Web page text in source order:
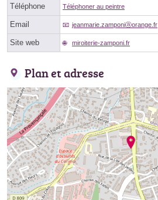
Téléphone Téléphoner au peintre
Email jeanmarie.zamponiⓐorange.fr
Site web miroiterie-zamponi.fr
Plan et adresse